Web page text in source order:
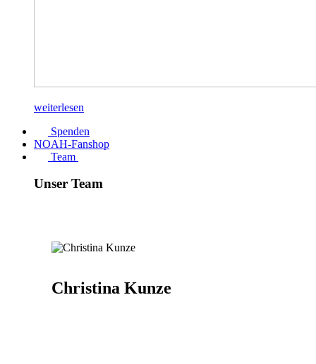
weiterlesen
Spenden
NOAH-Fanshop
Team
Unser Team
Christina Kunze